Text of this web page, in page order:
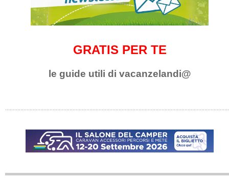
GRATIS PER TE
le guide utili di vacanzelandi@